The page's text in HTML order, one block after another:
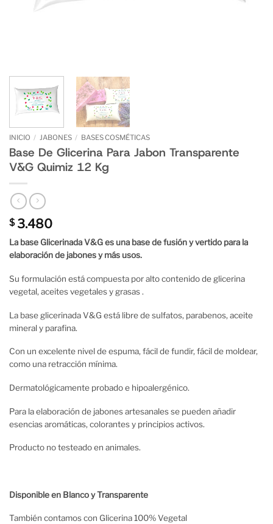
INICIO / JABONES / BASES COSMÉTICAS
Base De Glicerina Para Jabon Transparente
V&G Quimiz 12 Kg
$3.480
La base Glicerinada V&G es una base de fusión y vertido para la
elaboración de jabones y más usos.
Su formulación está compuesta por alto contenido de glicerina
vegetal, aceites vegetales y grasas .
La base glicerinada V&G está libre de sulfatos, parabenos, aceite
mineral y parafina.
Con un excelente nivel de espuma, fácil de fundir, fácil de moldear,
como una retracción mínima.
Dermatológicamente probado e hipoalergénico.
Para la elaboración de jabones artesanales se pueden añadir
esencias aromáticas, colorantes y principios activos.
Producto no testeado en animales.
Disponible en Blanco y Transparente
También contamos con Glicerina 100% Vegetal